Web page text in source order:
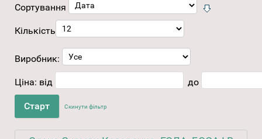
Сортування
Кількість
Виробник:
Ціна: від до
Скинути фільтр